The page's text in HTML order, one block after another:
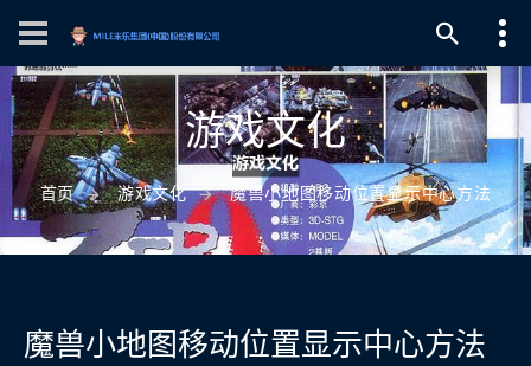
游戏文化
首页 游戏文化 魔兽小地图移动位置显示中心方法
魔兽小地图移动位置显示中心方法